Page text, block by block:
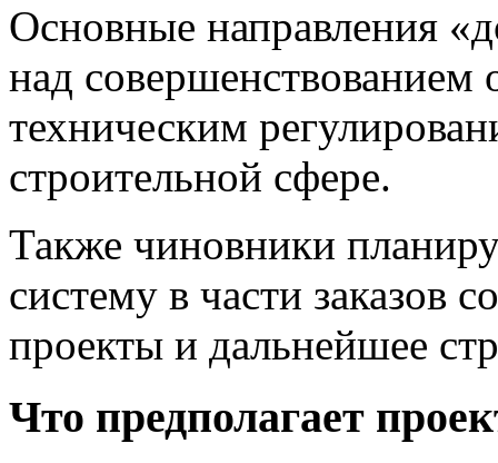
Основные направления
над совершенствованием
техническим
строительной сфере.
Также чиновники
систему в части заказов
проекты и дальнейшее
Что предполагает